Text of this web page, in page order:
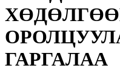
ГАРГАЛАА